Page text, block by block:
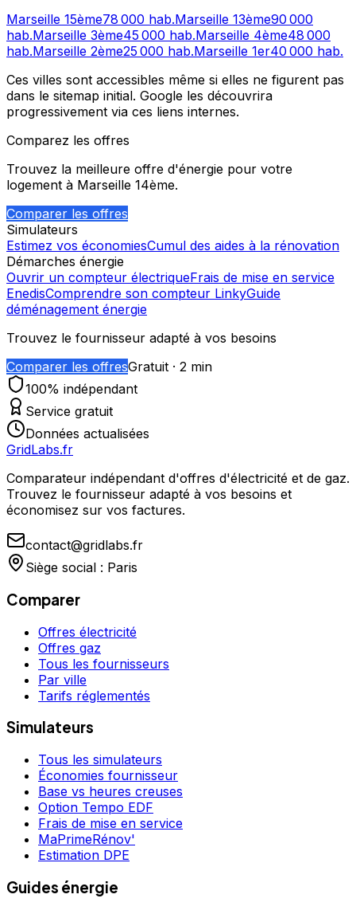
Marseille 15ème78 000 hab.Marseille 13ème90 000
hab.Marseille 3ème45 000 hab.Marseille 4ème48 000
hab.Marseille 2ème25 000 hab.Marseille 1er40 000 hab.
Ces villes sont accessibles même si elles ne figurent pas
dans le sitemap initial. Google les découvrira
progressivement via ces liens internes.
Comparez les offres
Trouvez la meilleure offre d'énergie pour votre
logement à Marseille 14ème.
Comparer les offres
Simulateurs
Estimez vos économiesCumul des aides à la rénovation
Démarches énergie
Ouvrir un compteur électriqueFrais de mise en service
EnedisComprendre son compteur LinkyGuide
déménagement énergie
Trouvez le fournisseur adapté à vos besoins
Comparer les offresGratuit · 2 min
100% indépendant
Service gratuit
Données actualisées
GridLabs.fr
Comparateur indépendant d'offres d'électricité et de gaz.
Trouvez le fournisseur adapté à vos besoins et
économisez sur vos factures.
contact@gridlabs.fr
Siège social : Paris
Comparer
Offres électricité
Offres gaz
Tous les fournisseurs
Par ville
Tarifs réglementés
Simulateurs
Tous les simulateurs
Économies fournisseur
Base vs heures creuses
Option Tempo EDF
Frais de mise en service
MaPrimeRénov'
Estimation DPE
Guides énergie